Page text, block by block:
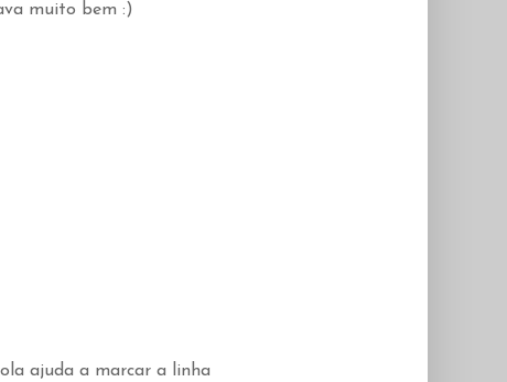
muito bem :)
ajuda a marcar a linha